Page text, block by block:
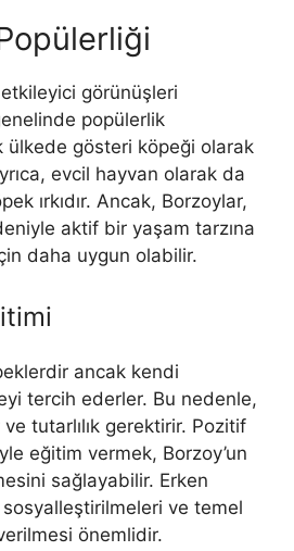
görünüşleri
popülerlik
ülkede gösteri köpeği olarak
evcil hayvan olarak da
ırkıdır. Ancak, Borzoylar,
aktif bir yaşam tarzına
daha uygun olabilir.
ancak kendi
tercih ederler. Bu nedenle,
tutarlılık gerektirir. Pozitif
eğitim vermek, Borzoy’un
sağlayabilir. Erken
ve temel
önemlidir.